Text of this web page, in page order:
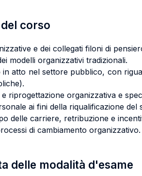
corso
e dei collegati filoni di
modelli organizzativi tradizionali.
atto nel settore pubblico, con
riprogettazione organizzativa e
ai fini della riqualificazione
delle carriere, retribuzione e
di cambiamento organizzativo.
delle modalità d'esame